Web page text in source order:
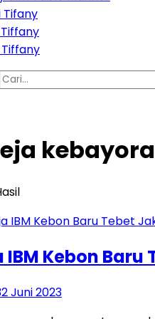
Tifany
IBM Kebon
2 Juni 2023